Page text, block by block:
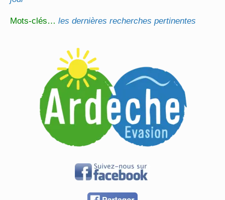
Mots-clés…les dernières recherches pertinentes